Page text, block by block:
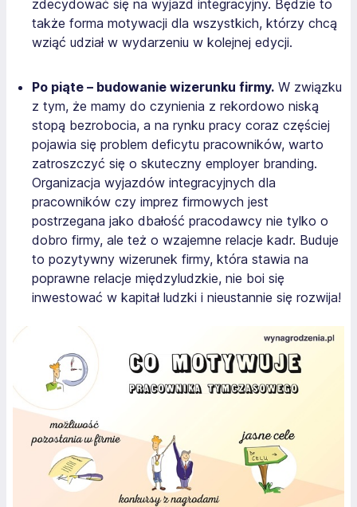
zdecydować się na wyjazd integracyjny. Będzie to
także forma motywacji dla wszystkich, którzy chcą
wziąć udział w wydarzeniu w kolejnej edycji.
Po piąte – budowanie wizerunku firmy. W związku
z tym, że mamy do czynienia z rekordowo niską
stopą bezrobocia, a na rynku pracy coraz częściej
pojawia się problem deficytu pracowników, warto
zatroszczyć się o skuteczny employer branding.
Organizacja wyjazdów integracyjnych dla
pracowników czy imprez firmowych jest
postrzegana jako dbałość pracodawcy nie tylko o
dobro firmy, ale też o wzajemne relacje kadr. Buduje
to pozytywny wizerunek firmy, która stawia na
poprawne relacje międzyludzkie, nie boi się
inwestować w kapitał ludzki i nieustannie się rozwija!